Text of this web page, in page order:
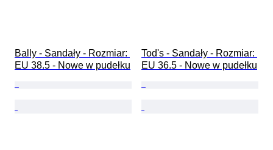
Bally - Sandały - Rozmiar:
EU 38.5 - Nowe w pudełku
Tod's - Sandały - Rozmiar:
EU 36.5 - Nowe w pudełku